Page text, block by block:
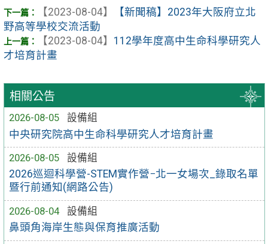
相關公告
2026-08-05
設備組
中央研究院高中生命科學研究人才培育計畫
2026-08-05
設備組
2026巡迴科學營-STEM實作營−北一女場次_錄取名單
暨行前通知(網路公告)
2026-08-04
設備組
鼻頭角海岸生態與保育推廣活動
【2023-08-04】
【新聞稿】2023年大阪府立北
野高等學校交流活動
【2023-08-04】 112學年度高中生命科學研究人
才培育計畫